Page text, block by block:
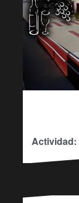
Actividad: